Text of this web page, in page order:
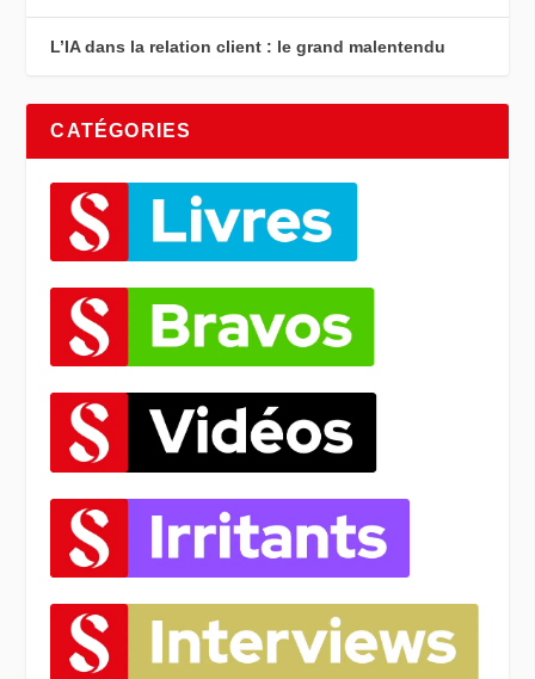
L’IA dans la relation client : le grand malentendu
CATÉGORIES